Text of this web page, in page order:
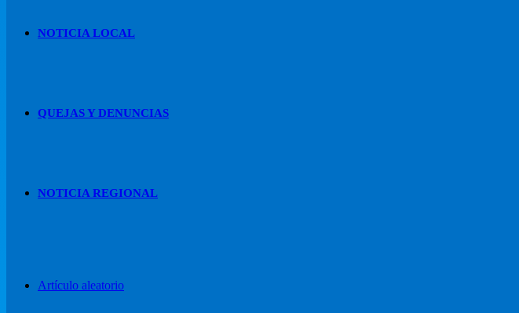
NOTICIA LOCAL
QUEJAS Y DENUNCIAS
NOTICIA REGIONAL
Artículo aleatorio